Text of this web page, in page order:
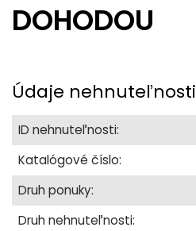
DOHODOU
Údaje nehnuteľnosti
ID nehnuteľnosti:
Katalógové číslo:
Druh ponuky:
Druh nehnuteľnosti: